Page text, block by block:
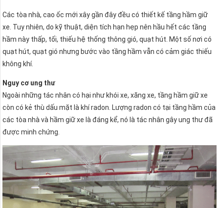
Các tòa nhà, cao ốc mới xây gần đây đều có thiết kế tầng hầm giữ
xe. Tuy nhiên, do kỹ thuật, diện tích hạn hẹp nên hầu hết các tầng
hầm này thấp, tối, thiếu hệ thống thông gió, quạt hút. Một số nơi có
quạt hút, quạt gió nhưng bước vào tầng hầm vẫn có cảm giác thiếu
không khí.
Nguy cơ ung thư
Ngoài những tác nhân có hại như khói xe, xăng xe, tầng hầm giữ xe
còn có kẻ thù dấu mặt là khí radon. Lượng radon có tại tầng hầm của
các tòa nhà và hầm giữ xe là đáng kể, nó là tác nhân gây ung thư đã
được minh chứng.